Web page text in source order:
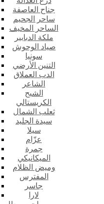
جناح العاصفة
ساحر الجحيم
الساحر المخيف
ملكة الدبابير
صياد الوحوش
سونيا
التنين الأرضي
الدب العملاق
الشاعر
الشبح
الكريستالي
ثعلب الشمال
سيدة الجليد
سيلا
عزّام
جمرة
الميكانيكي
وميض الظلام
المفترس
جاسر
لارا